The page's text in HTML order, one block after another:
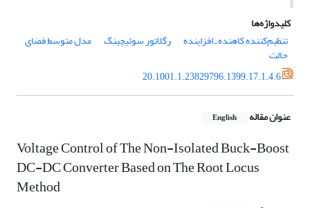
کلیدواژه‌ها
تنظیم‌کننده کاهنده ـ افزاینده
رگلاتور سوئیچینگ مدل متوسط فضای
حالت
20.1001.1.23829796.1399.17.1.4.6
عنوان مقاله English
Voltage Control of The Non-Isolated Buck-Boost
DC-DC Converter Based on The Root Locus
Method